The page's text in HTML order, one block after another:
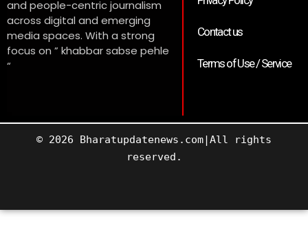
and people-centric journalism
across digital and emerging
media spaces. With a strong
focus on ” khabbar sabse pehle
“
Contact us
Terms of Use / Service
© 2026 Bharatupdatenews.com|All rights
reserved.